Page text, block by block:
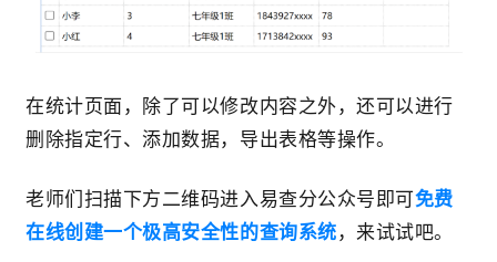
在统计页面，除了可以修改内容之外，还可以进行
删除指定行、添加数据，导出表格等操作。
老师们扫描下方二维码进入易查分公众号即可免费
在线创建一个极高安全性的查询系统，来试试吧。